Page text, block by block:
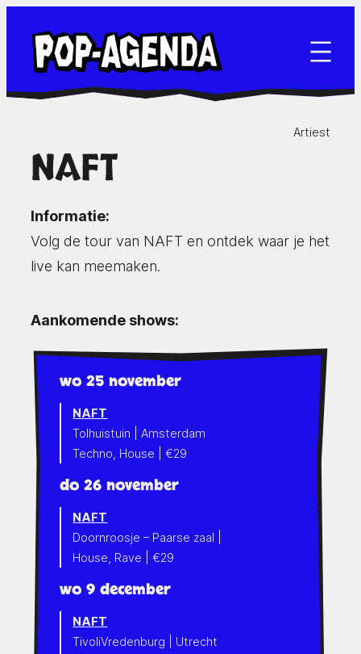
naar
inhoud
Artiest
NAFT
Informatie:
Volg de tour van NAFT en ontdek waar je het
live kan meemaken.
Aankomende shows:
wo 25 november
NAFT
Tolhuistuin | Amsterdam
Techno, House | €29
do 26 november
NAFT
Doornroosje – Paarse zaal |
House, Rave | €29
wo 9 december
NAFT
TivoliVredenburg | Utrecht